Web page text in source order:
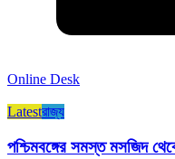
Online Desk
Latestরাজ্য​
পশ্চিমবঙ্গের সমস্ত মসজিদ